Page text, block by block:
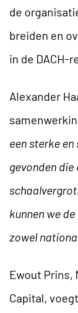
de
breiden en
in de DACH-
Alexander
een sterke
gevonden
kunnen we
zowel
Ewout Prins,
Capital,